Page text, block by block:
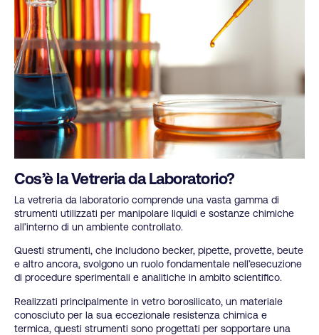
Cos’è la Vetreria da Laboratorio?
La vetreria da laboratorio comprende una vasta gamma di
strumenti utilizzati per manipolare liquidi e sostanze chimiche
all’interno di un ambiente controllato.
Questi strumenti, che includono becker, pipette, provette, beute
e altro ancora, svolgono un ruolo fondamentale nell’esecuzione
di procedure sperimentali e analitiche in ambito scientifico.
Realizzati principalmente in vetro borosilicato, un materiale
conosciuto per la sua eccezionale resistenza chimica e
termica, questi strumenti sono progettati per sopportare una